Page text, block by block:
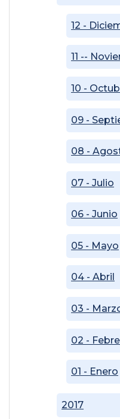
2017
01 - Enero
02 -
03 -
04 - Abril
05 - Mayo
06 - Junio
07 - Julio
08 -
09 -
10 -
11 --
12 -